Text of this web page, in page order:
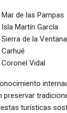
Mar de las Pampas
Isla Martín García
Sierra de la Ventana
Carhué
Coronel Vidal
preservar
turísticas